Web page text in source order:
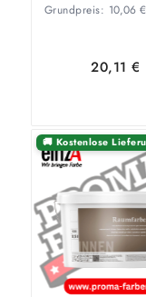
Grundpreis: 10,06 €
20,11€
🚚 Kostenlose